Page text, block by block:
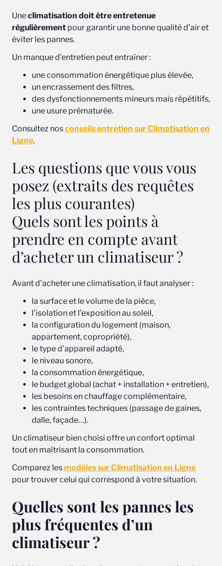
Uneclimatisation doit être entretenue
régulièrement pour garantir une bonne qualité d’air et
éviter les pannes.
Un manque d’entretien peut entraîner :
une consommation énergétique plus élevée,
un encrassement des filtres,
des dysfonctionnements mineurs mais répétitifs,
une usure prématurée.
Consultez nosconseils entretien sur Climatisation en
Ligne.
Les questions que vous vous
posez (extraits des requêtes
les plus courantes)
Quels sont les points à
prendre en compte avant
d’acheter un climatiseur ?
Avant d’acheter une climatisation, il faut analyser :
la surface et le volume de la pièce,
l’isolation et l’exposition au soleil,
la configuration du logement (maison,
appartement, copropriété),
le type d’appareil adapté,
le niveau sonore,
la consommation énergétique,
le budget global (achat + installation + entretien),
les besoins en chauffage complémentaire,
les contraintes techniques (passage de gaines,
dalle, façade…).
Un climatiseur bien choisi offre un confort optimal
tout en maîtrisant la consommation.
Comparez lesmodèles sur Climatisation en Ligne
pour trouver celui qui correspond à votre situation.
Quelles sont les pannes les
plus fréquentes d’un
climatiseur ?